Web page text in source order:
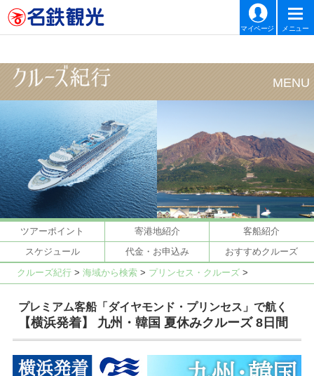
マイページ メニュー
ツアーポイント 寄港地紹介
客船紹介
スケジュール
代金・お申込み おすすめクルーズ
クルーズ紀行> 海域から検索> プリンセス・クルーズ>
プレミアム客船「ダイヤモンド・プリンセス」で航く
【横浜発着】 九州・韓国 夏休みクルーズ 8日間